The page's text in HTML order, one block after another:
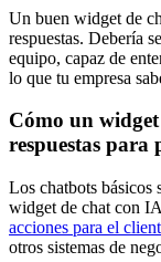
Un buen widget de
respuestas. Debería
equipo, capaz de
lo que tu empresa
Cómo un
respuestas para
Los chatbots
widget de chat con
acciones para el
otros sistemas de